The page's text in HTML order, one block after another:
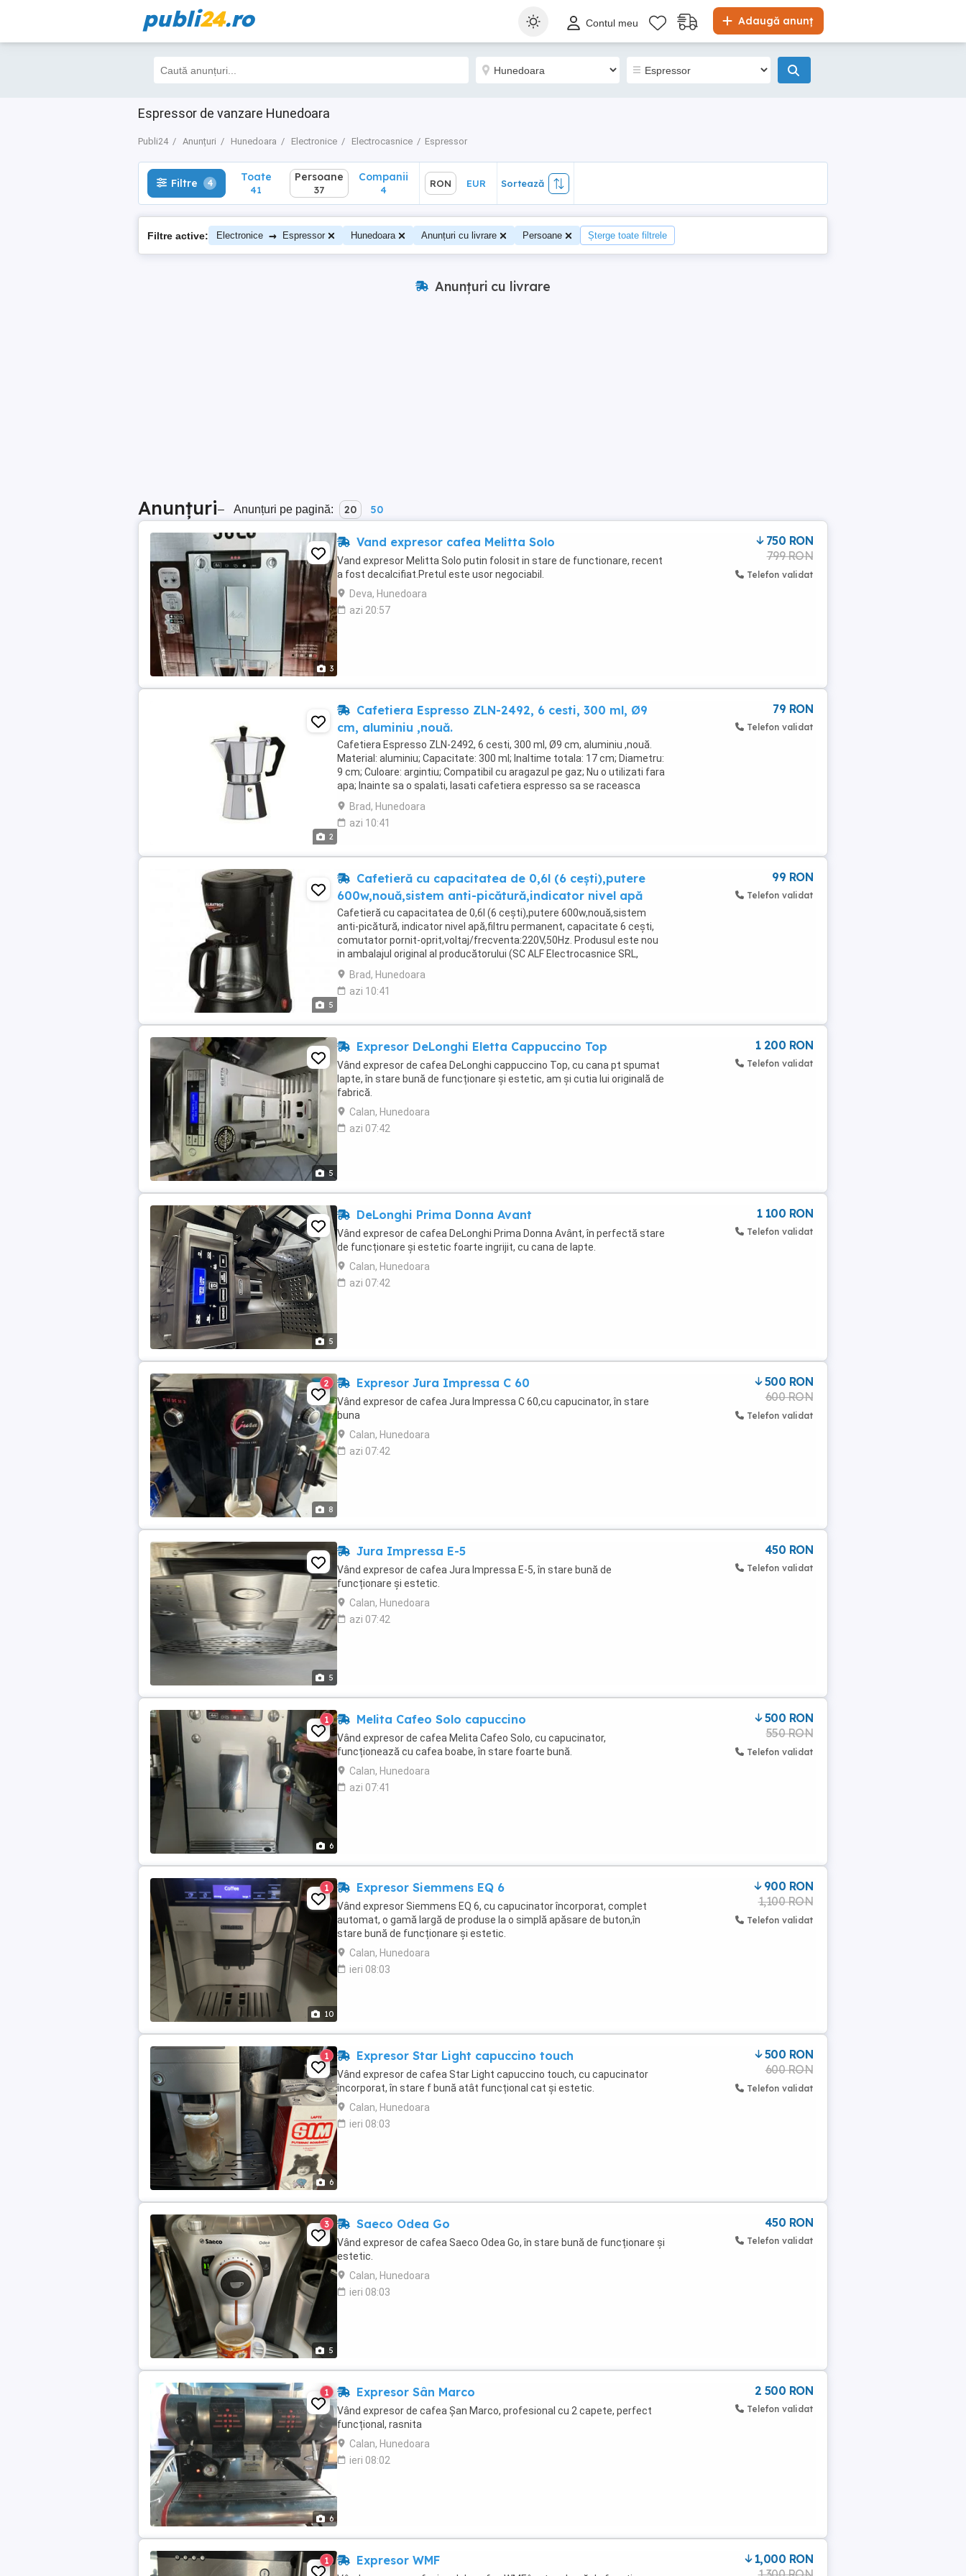
publi24.ro Adaugă anunț
Contul meu
Espressor de vanzare Hunedoara
Publi24 Anunțuri Hunedoara Electronice Electrocasnice Espressor
Filtre 4 Toate
41
Sortează
Filtre 4 Toate
41
Persoane
37
Companii
4
RON EUR Sortează
Filtre active: Electronice → Espressor Hunedoara Anunțuri cu livrare Persoane Șterge toate filtrele
Anunțuri cu livrare
Anunțuri– Anunțuri pe pagină: 20 50
3
Vand expresor cafea Melitta Solo
Vand expresor Melitta Solo putin folosit in stare de functionare, recent
a fost decalcifiat.Pretul este usor negociabil.
Deva, Hunedoara
azi 20:57
750 RON
799 RON
Telefon validat
2
Cafetiera Espresso ZLN-2492, 6 cesti, 300 ml, Ø9
cm, aluminiu ,nouă.
Cafetiera Espresso ZLN-2492, 6 cesti, 300 ml, Ø9 cm, aluminiu ,nouă.
Material: aluminiu; Capacitate: 300 ml; Inaltime totala: 17 cm; Diametru:
9 cm; Culoare: argintiu; Compatibil cu aragazul pe gaz; Nu o utilizati fara
apa; Inainte sa o spalati, lasati cafetiera espresso sa se raceasca
CARACTERISTICI ...
Brad, Hunedoara
azi 10:41
79 RON
Telefon validat
5
Cafetieră cu capacitatea de 0,6l (6 cești),putere
600w,nouă,sistem anti-picătură,indicator nivel apă
Cafetieră cu capacitatea de 0,6l (6 cești),putere 600w,nouă,sistem
anti-picătură, indicator nivel apă,filtru permanent, capacitate 6 cești,
comutator pornit-oprit,voltaj/frecventa:220V,50Hz. Produsul este nou
in ambalajul original al producătorului (SC ALF Electrocasnice SRL,
București,sector 3)
Brad, Hunedoara
azi 10:41
99 RON
Telefon validat
5
Expresor DeLonghi Eletta Cappuccino Top
Vând expresor de cafea DeLonghi cappuccino Top, cu cana pt spumat
lapte, în stare bună de funcționare și estetic, am și cutia lui originală de
fabrică.
Calan, Hunedoara
azi 07:42
1 200 RON
Telefon validat
5
DeLonghi Prima Donna Avant
Vând expresor de cafea DeLonghi Prima Donna Avânt, în perfectă stare
de funcționare și estetic foarte ingrijit, cu cana de lapte.
Calan, Hunedoara
azi 07:42
1 100 RON
Telefon validat
8
2 Expresor Jura Impressa C 60
Vând expresor de cafea Jura Impressa C 60,cu capucinator, în stare
buna
Calan, Hunedoara
azi 07:42
500 RON
600 RON
Telefon validat
5
Jura Impressa E-5
Vând expresor de cafea Jura Impressa E-5, în stare bună de
funcționare și estetic.
Calan, Hunedoara
azi 07:42
450 RON
Telefon validat
6
1 Melita Cafeo Solo capuccino
Vând expresor de cafea Melita Cafeo Solo, cu capucinator,
funcționează cu cafea boabe, în stare foarte bună.
Calan, Hunedoara
azi 07:41
500 RON
550 RON
Telefon validat
10
1 Expresor Siemmens EQ 6
Vând expresor Siemmens EQ 6, cu capucinator încorporat, complet
automat, o gamă largă de produse la o simplă apăsare de buton,în
stare bună de funcționare și estetic.
Calan, Hunedoara
ieri 08:03
900 RON
1,100 RON
Telefon validat
6
1 Expresor Star Light capuccino touch
Vând expresor de cafea Star Light capuccino touch, cu capucinator
încorporat, în stare f bună atât funcțional cat și estetic.
Calan, Hunedoara
ieri 08:03
500 RON
600 RON
Telefon validat
5
3 Saeco Odea Go
Vând expresor de cafea Saeco Odea Go, în stare bună de funcționare și
estetic.
Calan, Hunedoara
ieri 08:03
450 RON
Telefon validat
6
1 Expresor Sân Marco
Vând expresor de cafea Șan Marco, profesional cu 2 capete, perfect
funcțional, rasnita
Calan, Hunedoara
ieri 08:02
2 500 RON
Telefon validat
1 Expresor WMF
1,000 RON